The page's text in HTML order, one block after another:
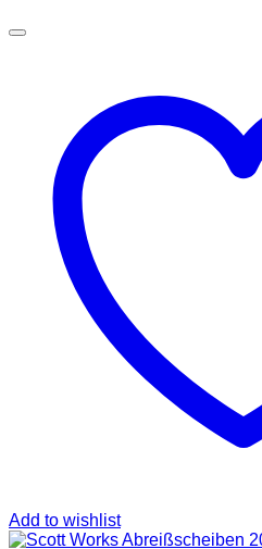
Add to wishlist